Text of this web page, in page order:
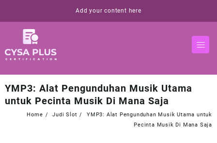
Add your content here
YMP3: Alat Pengunduhan Musik Utama
untuk Pecinta Musik Di Mana Saja
Home Judi Slot
YMP3: Alat Pengunduhan Musik Utama untuk
Pecinta Musik Di Mana Saja